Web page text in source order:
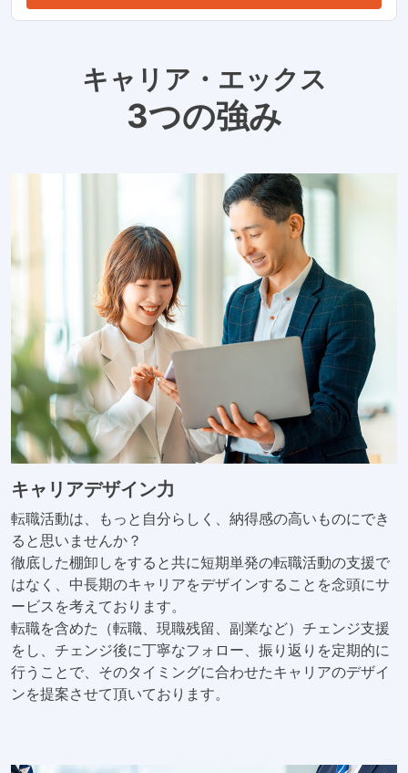
キャリア・エックス
3つの強み
キャリアデザイン力
転職活動は、もっと自分らしく、納得感の高いものにでき
ると思いませんか？
徹底した棚卸しをすると共に短期単発の転職活動の支援で
はなく、中長期のキャリアをデザインすることを念頭にサ
ービスを考えております。
転職を含めた（転職、現職残留、副業など）チェンジ支援
をし、チェンジ後に丁寧なフォロー、振り返りを定期的に
行うことで、そのタイミングに合わせたキャリアのデザイ
ンを提案させて頂いております。